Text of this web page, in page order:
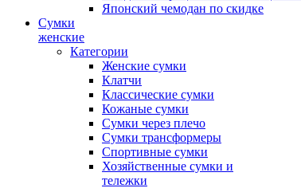
Японский чемодан по скидке
Сумки
женские
Категории
Женские сумки
Клатчи
Классические сумки
Кожаные сумки
Сумки через плечо
Сумки трансформеры
Спортивные сумки
Хозяйственные сумки и
тележки